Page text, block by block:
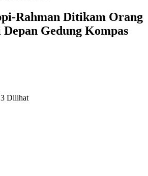
Rahman Ditikam Orang
Gedung Kompas
Dilihat